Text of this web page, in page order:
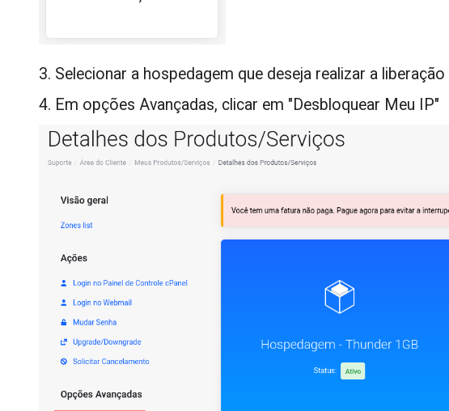
3. Selecionar a hospedagem que deseja realizar a
4. Em opções Avançadas, clicar em "Desbloquear Meu IP"